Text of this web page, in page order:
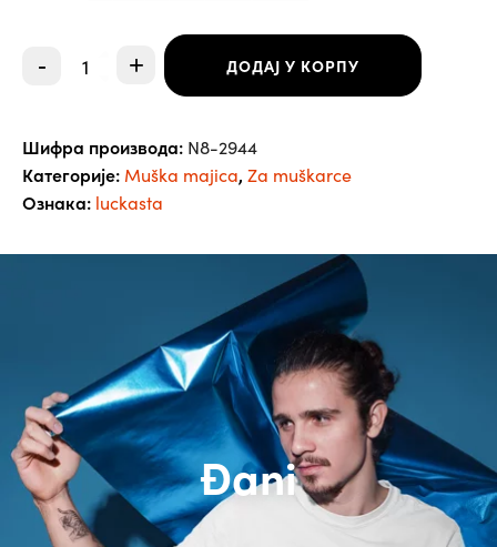
-
количина
+ ДОДАЈ У КОРПУ
Шифра производа: N8-2944
Категорије: Muška majica, Za muškarce
Ознака: luckasta
Đani